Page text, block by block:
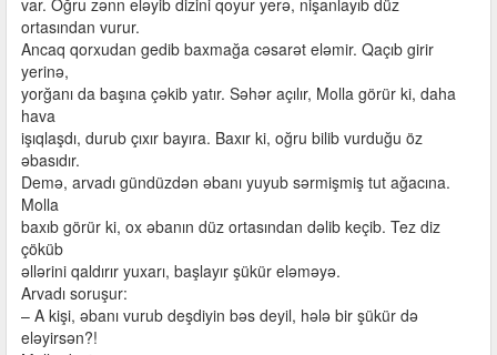
ortasından vurur.
Ancaq qorxudan gedib baxmağa cəsarət eləmir. Qaçıb girir
yerinə,
yorğanı da başına çəkib yatır. Səhər açılır, Molla görür ki, daha
hava
işıqlaşdı, durub çıxır bayıra. Baxır ki, oğru bilib vurduğu öz
əbasıdır.
Demə, arvadı gündüzdən əbanı yuyub sərmişmiş tut ağacına.
Molla
baxıb görür ki, ox əbanın düz ortasından dəlib keçib. Tez diz
çöküb
əllərini qaldırır yuxarı, başlayır şükür eləməyə.
Arvadı soruşur:
– A kişi, əbanı vurub deşdiyin bəs deyil, hələ bir şükür də
eləyirsən?!